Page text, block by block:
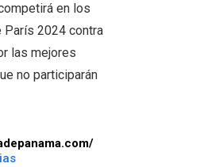
en los
2024 contra
las mejores
no participarán